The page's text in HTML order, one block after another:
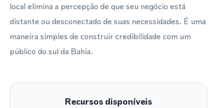
local elimina a percepção de que seu negócio está
distante ou desconectado de suas necessidades. É uma
maneira simples de construir credibilidade com um
público do sul da Bahia.
Recursos disponíveis